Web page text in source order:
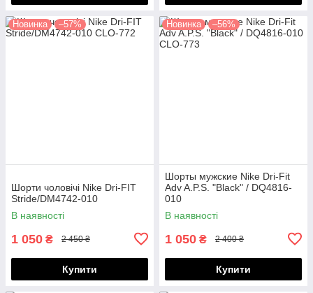
Новинка –57%
Шорти чоловічі Nike Dri-FIT
Stride/DM4742-010
В наявності
1 050 ₴ 2 450 ₴
Купити
Новинка –56%
Шорты мужские Nike Dri-Fit
Adv A.P.S. "Black" / DQ4816-
010
В наявності
1 050 ₴ 2 400 ₴
Купити